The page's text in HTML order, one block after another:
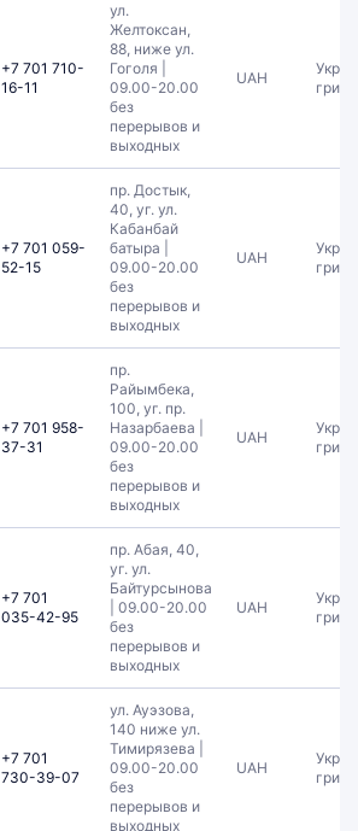
+7 701 710-
16-11
ул.
Желтоксан,
88, ниже ул.
Гоголя |
09.00-20.00
без
перерывов и
выходных
UAH
+7 701 059-
52-15
пр. Достык,
40, уг. ул.
Кабанбай
батыра |
09.00-20.00
без
перерывов и
выходных
UAH
+7 701 958-
37-31
пр.
Райымбека,
100, уг. пр.
Назарбаева |
09.00-20.00
без
перерывов и
выходных
UAH
+7 701
035-42-95
пр. Абая, 40,
уг. ул.
Байтурсынова
| 09.00-20.00
без
перерывов и
выходных
UAH
+7 701
730-39-07
ул. Ауэзова,
140 ниже ул.
Тимирязева |
09.00-20.00
без
перерывов и
выходных
UAH